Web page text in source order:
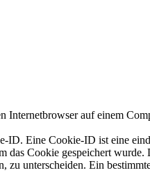
auf einem
Eine Cookie-ID ist eine
Cookie gespeichert
unterscheiden. Ein